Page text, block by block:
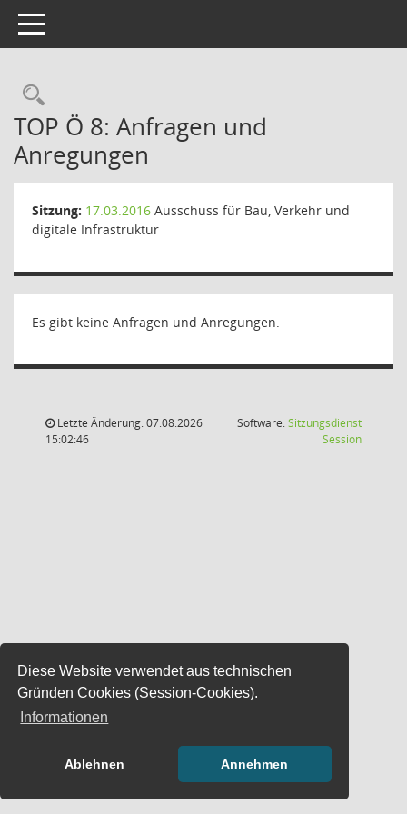
Diese Website verwendet aus technischen
Gründen Cookies (Session-Cookies).
Informationen
Ablehnen Annehmen
Toggle navigation
Rechercheauswahl
TOP Ö 8: Anfragen und
Anregungen
Sitzung: 17.03.2016 Ausschuss für Bau, Verkehr und
digitale Infrastruktur
Es gibt keine Anfragen und Anregungen.
Letzte Änderung: 07.08.2026
15:02:46
Software:Sitzungsdienst
Session(Wird in